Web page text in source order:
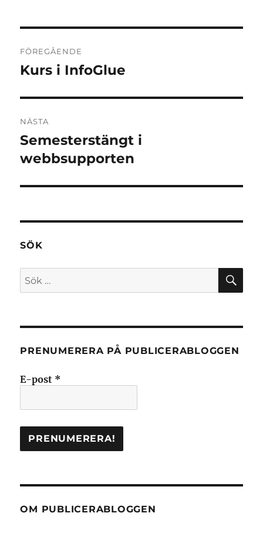
FÖREGÅENDE
Föregående
Kurs i InfoGlue
NÄSTA
Nästa
inlägg:
Semesterstängt i
webbsupporten
SÖK
Sök
efter:
PRENUMERERA PÅ PUBLICERABLOGGEN
E-post *
OM PUBLICERABLOGGEN